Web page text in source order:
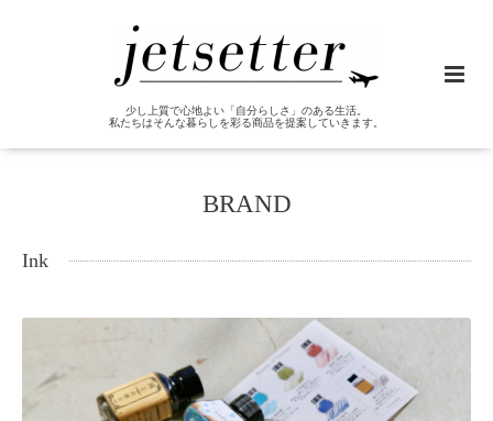
少し上質で心地よい「自分らしさ」のある生活。
私たちはそんな暮らしを彩る商品を提案していきます。
BRAND
Ink